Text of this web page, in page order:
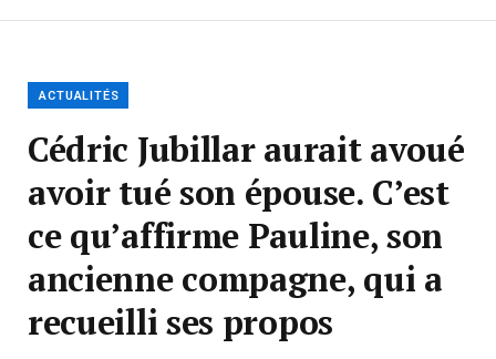
ACTUALITÉS
Cédric Jubillar aurait avoué
avoir tué son épouse. C’est
ce qu’affirme Pauline, son
ancienne compagne, qui a
recueilli ses propos